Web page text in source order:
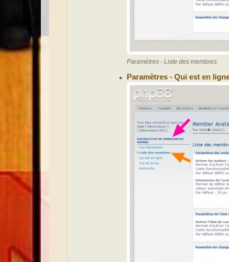
Paramètres - Liste des membres.
Paramètres - Qui est en